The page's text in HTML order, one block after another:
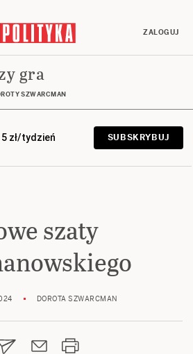
ZALOGUJ
gra
SZWARCMAN
5 zł/tydzień SUBSKRYBUJ
szaty
DOROTA SZWARCMAN